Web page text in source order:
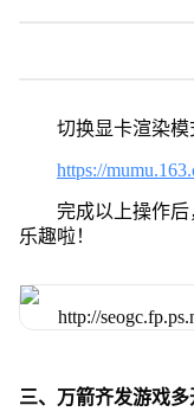
切换显卡渲染模
https://
完成以上操作
乐趣啦！
三、万箭齐发游戏